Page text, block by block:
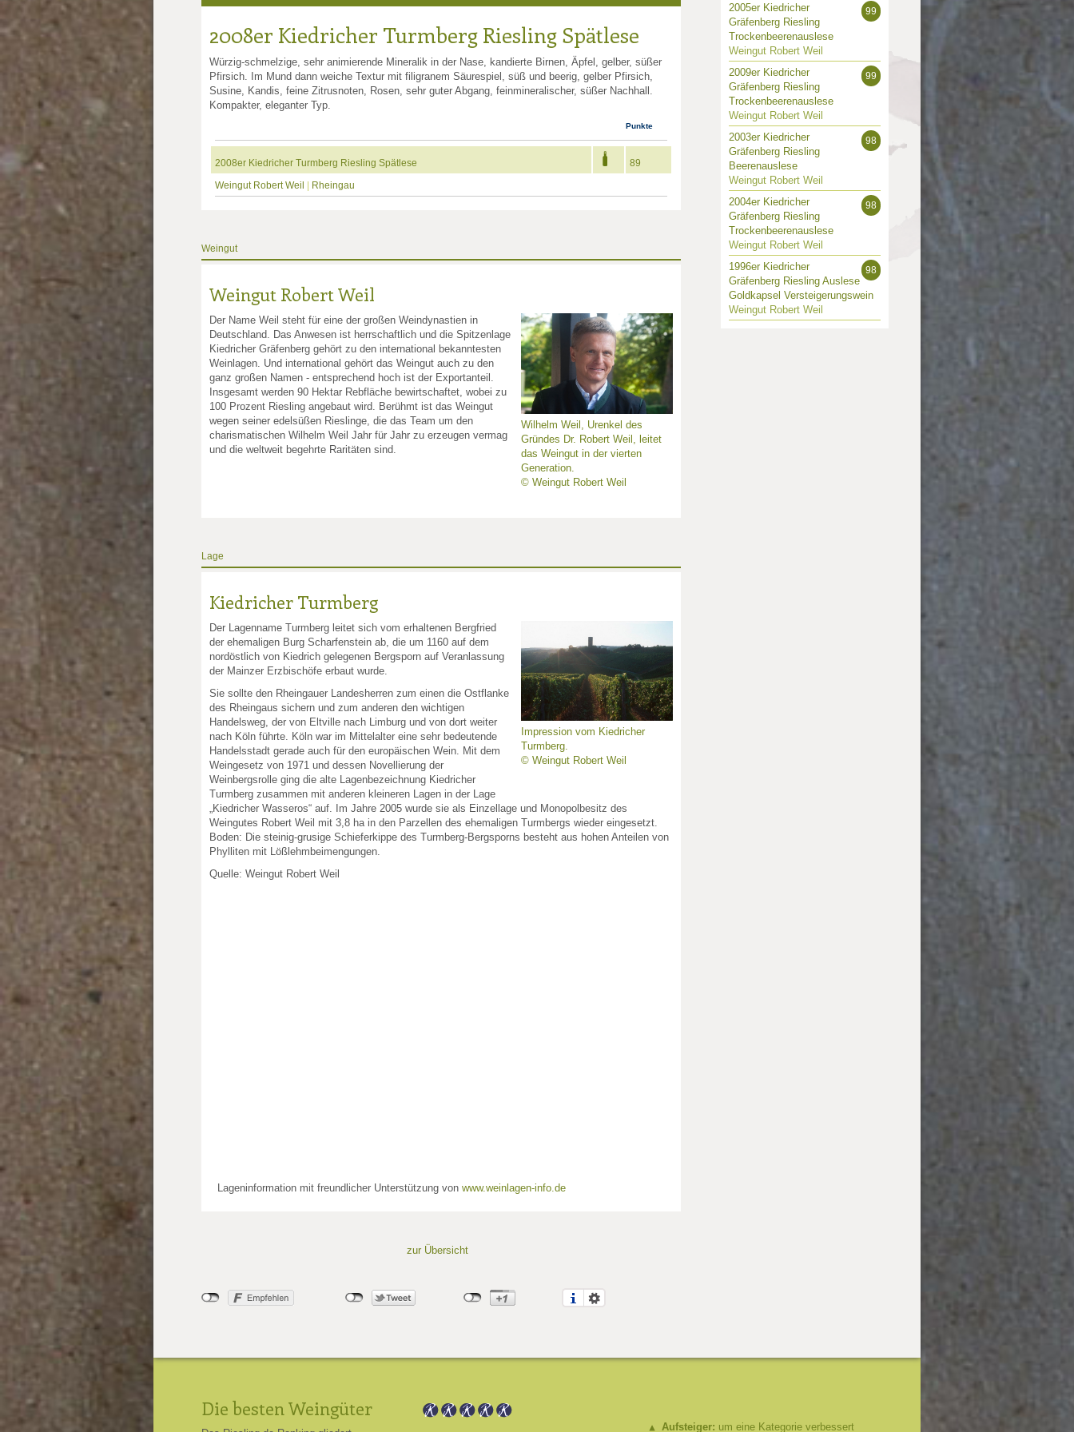
2008er Kiedricher Turmberg Riesling Spätlese
Würzig-schmelzige, sehr animierende Mineralik in der Nase, kandierte Birnen, Äpfel, gelber, süßer
Pfirsich. Im Mund dann weiche Textur mit filigranem Säurespiel, süß und beerig, gelber Pfirsich,
Susine, Kandis, feine Zitrusnoten, Rosen, sehr guter Abgang, feinmineralischer, süßer Nachhall.
Kompakter, eleganter Typ.
Punkte
2008er Kiedricher Turmberg Riesling Spätlese
89
Weingut Robert Weil
Rheingau
Weingut
Weingut Robert Weil
Wilhelm Weil, Urenkel des
Gründes Dr. Robert Weil, leitet
das Weingut in der vierten
Generation.
© Weingut Robert Weil
Der Name Weil steht für eine der großen Weindynastien in
Deutschland. Das Anwesen ist herrschaftlich und die Spitzenlage
Kiedricher Gräfenberg gehört zu den international bekanntesten
Weinlagen. Und international gehört das Weingut auch zu den
ganz großen Namen - entsprechend hoch ist der Exportanteil.
Insgesamt werden 90 Hektar Rebfläche bewirtschaftet, wobei zu
100 Prozent Riesling angebaut wird. Berühmt ist das Weingut
wegen seiner edelsüßen Rieslinge, die das Team um den
charismatischen Wilhelm Weil Jahr für Jahr zu erzeugen vermag
und die weltweit begehrte Raritäten sind.
Lage
Kiedricher Turmberg
Impression vom Kiedricher
Turmberg.
© Weingut Robert Weil
Der Lagenname Turmberg leitet sich vom erhaltenen Bergfried
der ehemaligen Burg Scharfenstein ab, die um 1160 auf dem
nordöstlich von Kiedrich gelegenen Bergsporn auf Veranlassung
der Mainzer Erzbischöfe erbaut wurde.
Sie sollte den Rheingauer Landesherren zum einen die Ostflanke
des Rheingaus sichern und zum anderen den wichtigen
Handelsweg, der von Eltville nach Limburg und von dort weiter
nach Köln führte. Köln war im Mittelalter eine sehr bedeutende
Handelsstadt gerade auch für den europäischen Wein. Mit dem
Weingesetz von 1971 und dessen Novellierung der
Weinbergsrolle ging die alte Lagenbezeichnung Kiedricher
Turmberg zusammen mit anderen kleineren Lagen in der Lage
„Kiedricher Wasseros“ auf. Im Jahre 2005 wurde sie als Einzellage und Monopolbesitz des
Weingutes Robert Weil mit 3,8 ha in den Parzellen des ehemaligen Turmbergs wieder eingesetzt.
Boden: Die steinig-grusige Schieferkippe des Turmberg-Bergsporns besteht aus hohen Anteilen von
Phylliten mit Lößlehmbeimengungen.
Quelle: Weingut Robert Weil
Lageninformation mit freundlicher Unterstützung von www.weinlagen-info.de
zur Übersicht
99
2005er Kiedricher
Gräfenberg Riesling
Trockenbeerenauslese
Weingut Robert Weil
99
2009er Kiedricher
Gräfenberg Riesling
Trockenbeerenauslese
Weingut Robert Weil
98
2003er Kiedricher
Gräfenberg Riesling
Beerenauslese
Weingut Robert Weil
98
2004er Kiedricher
Gräfenberg Riesling
Trockenbeerenauslese
Weingut Robert Weil
98
1996er Kiedricher
Gräfenberg Riesling Auslese
Goldkapsel Versteigerungswein
Weingut Robert Weil
Die besten Weingüter
Aufsteiger: um eine Kategorie verbessert